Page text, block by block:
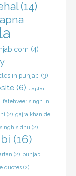
(14)
apna
(4)
in punjabi (3)
(6) captain
fatehveer singh in
(2) gajra khan de
sidhu (2)
(16)
(2) punjabi
quotes (2)